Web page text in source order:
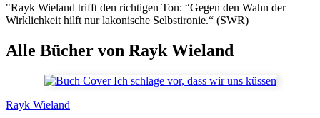
"Rayk Wieland trifft den richtigen Ton: “Gegen den Wahn der
Wirklichkeit hilft nur lakonische Selbstironie.“ (SWR)
Alle Bücher von Rayk Wieland
Rayk Wieland